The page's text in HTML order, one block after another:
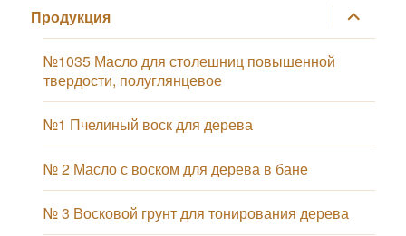
Продукция раскрыть
дочернее
меню
№1035 Масло для столешниц повышенной
твердости, полуглянцевое
№1 Пчелиный воск для дерева
№ 2 Масло с воском для дерева в бане
№ 3 Восковой грунт для тонирования дерева